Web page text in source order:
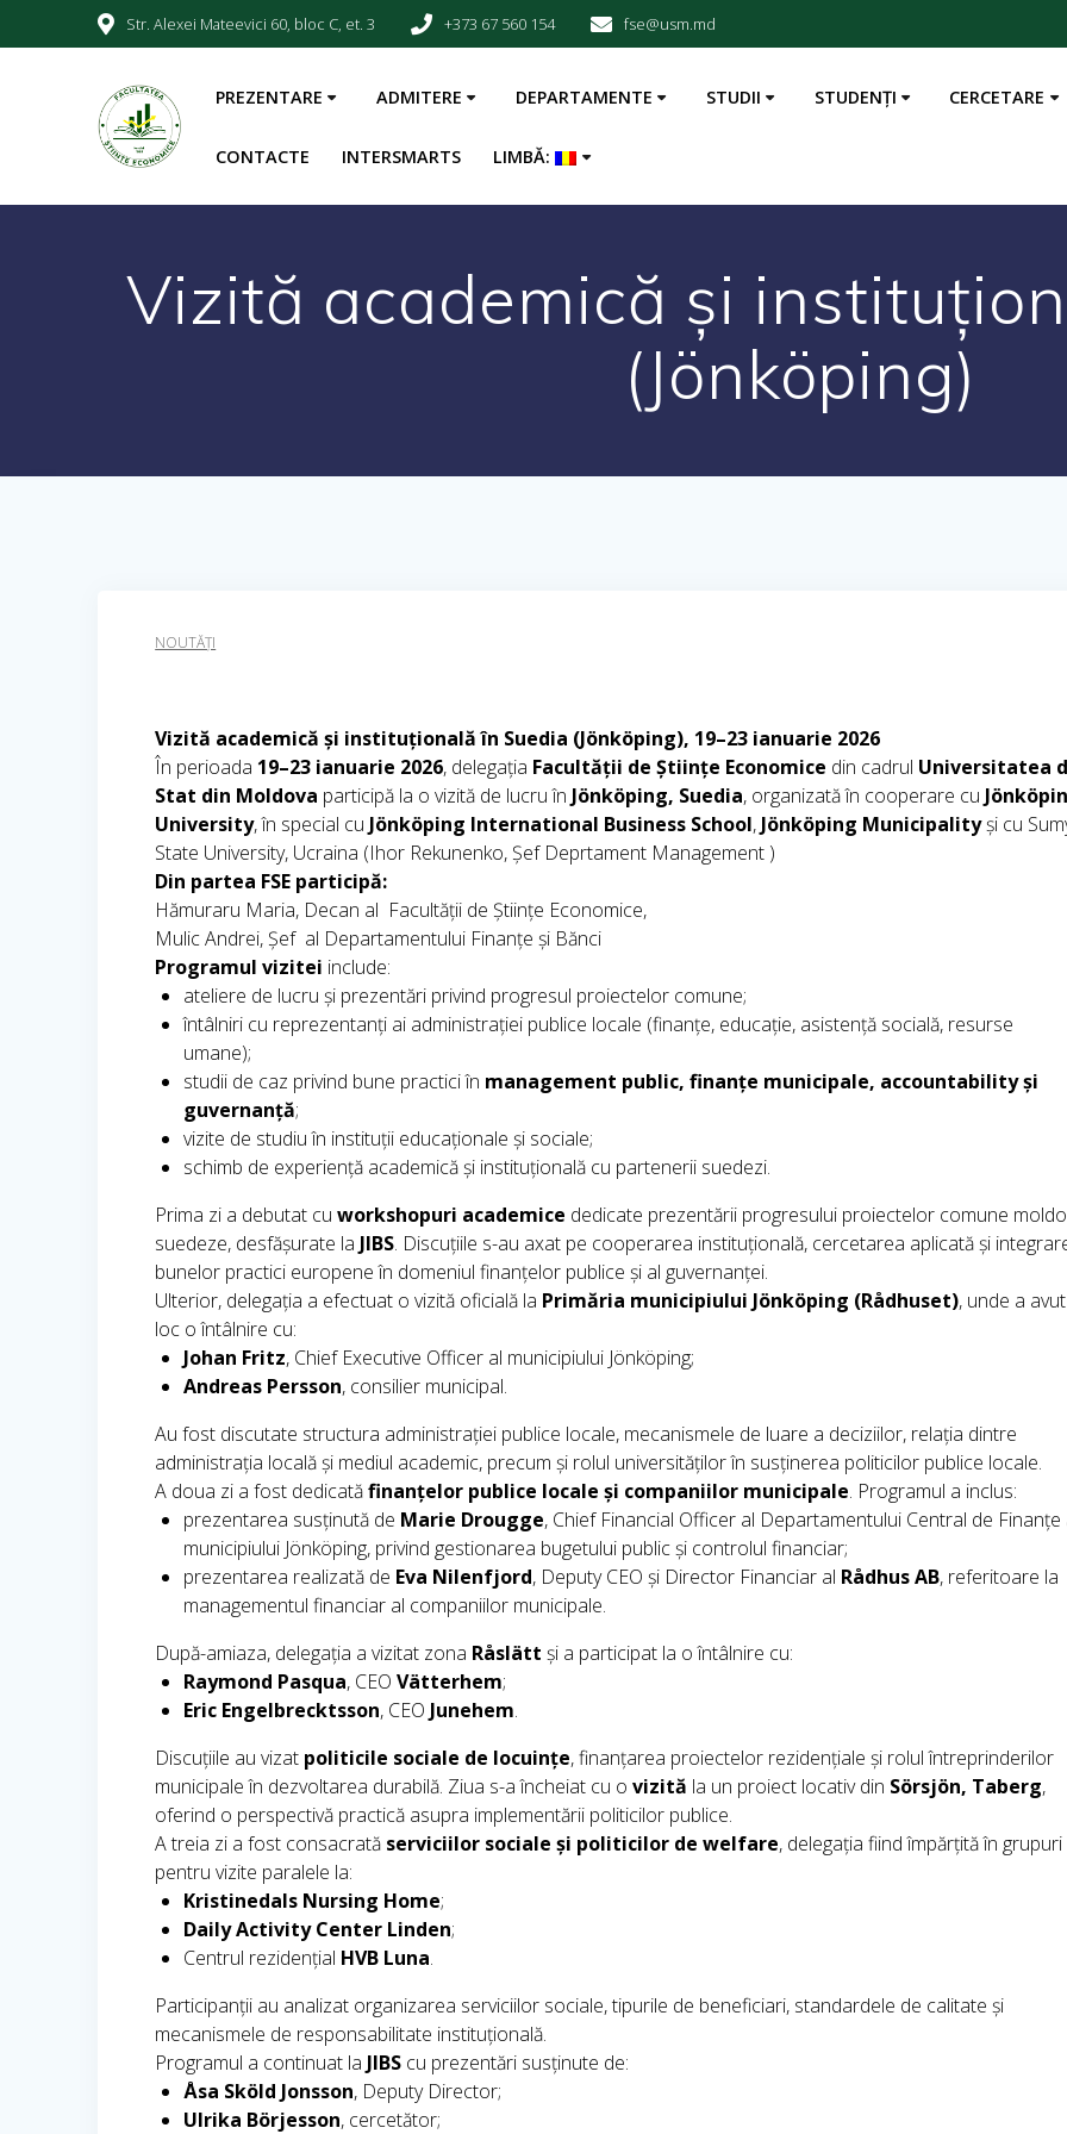
Str. Alexei Mateevici 60, bloc C, et. 3 +373 67 560 154 fse@usm.md
PREZENTARE ADMITERE DEPARTAMENTE STUDII STUDENȚI CERCETARE
CONTACTE INTERSMARTS LIMBĂ:
Vizită academică și
(Jönköping)
NOUTĂȚI
Vizită academică și instituțională în Suedia (Jönköping), 19–23 ianuarie 2026
În perioada 19–23 ianuarie 2026, delegația Facultății de Științe Economice din cadrul Universitatea
Stat din Moldova participă la o vizită de lucru în Jönköping, Suedia, organizată în cooperare cu
University, în special cu Jönköping International Business School, Jönköping Municipalityși cu
State University, Ucraina (Ihor Rekunenko, Șef Deprtament Management )
Din partea FSE participă:
Hămuraru Maria, Decan al Facultății de Științe Economice,
Mulic Andrei, Șef al Departamentului Finanțe și Bănci
Programul vizitei include:
ateliere de lucru și prezentări privind progresul proiectelor comune;
întâlniri cu reprezentanți ai administrației publice locale (finanțe, educație, asistență socială, resurse
umane);
studii de caz privind bune practici în management public, finanțe municipale, accountability și
guvernanță;
vizite de studiu în instituții educaționale și sociale;
schimb de experiență academică și instituțională cu partenerii suedezi.
Prima zi a debutat cuworkshopuri academice dedicate prezentării progresului proiectelor comune
suedeze, desfășurate la JIBS. Discuțiile s-au axat pe cooperarea instituțională, cercetarea aplicată și
bunelor practici europene în domeniul finanțelor publice și al guvernanței.
Ulterior, delegația a efectuat o vizită oficială la Primăria municipiului Jönköping (Rådhuset), unde a avut
loc o întâlnire cu:
Johan Fritz, Chief Executive Officer al municipiului Jönköping;
Andreas Persson, consilier municipal.
Au fost discutate structura administrației publice locale, mecanismele de luare a deciziilor, relația dintre
administrația locală și mediul academic, precum și rolul universităților în susținerea politicilor publice locale.
A doua zi a fost dedicatăfinanțelor publice locale și companiilor municipale. Programul a inclus:
prezentarea susținută de Marie Drougge, Chief Financial Officer al Departamentului Central de Finanțe
municipiului Jönköping, privind gestionarea bugetului public și controlul financiar;
prezentarea realizată de Eva Nilenfjord, Deputy CEO și Director Financiar al Rådhus AB, referitoare la
managementul financiar al companiilor municipale.
După-amiaza, delegația a vizitat zona Råslätt și a participat la o întâlnire cu:
Raymond Pasqua, CEOVätterhem;
Eric Engelbrecktsson, CEO Junehem.
Discuțiile au vizat politicile sociale de locuințe, finanțarea proiectelor rezidențiale și rolul întreprinderilor
municipale în dezvoltarea durabilă. Ziua s-a încheiat cu ovizită la un proiect locativ din Sörsjön, Taberg,
oferind o perspectivă practică asupra implementării politicilor publice.
A treia zi a fost consacrată serviciilor sociale și politicilor de welfare, delegația fiind împărțită în grupuri
pentru vizite paralele la:
Kristinedals Nursing Home;
Daily Activity Center Linden;
Centrul rezidențial HVB Luna.
Participanții au analizat organizarea serviciilor sociale, tipurile de beneficiari, standardele de calitate și
mecanismele de responsabilitate instituțională.
Programul a continuat la JIBS cu prezentări susținute de:
Åsa Sköld Jonsson, Deputy Director;
Ulrika Börjesson, cercetător;